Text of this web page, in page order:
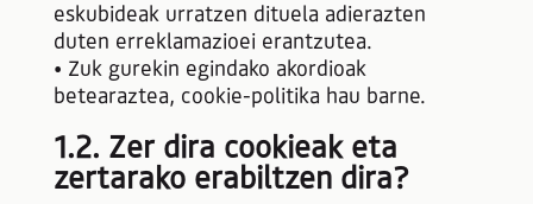
eskubideak urratzen dituela adierazten
duten erreklamazioei erantzutea.
• Zuk gurekin egindako akordioak
betearaztea, cookie-politika hau barne.
1.2. Zer dira cookieak eta
zertarako erabiltzen dira?